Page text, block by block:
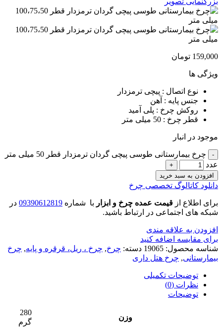
159,000 تومان
ویژگی ها
نوع اتصال : پیچی ترمزدار
جنس پایه : آهن
روکش چرخ : پلی آمید
قطر چرخ : 50 میلی متر
موجود در انبار
چرخ بیمارستانی طوسی پیچی گردان ترمزدار قطر 50 میلی متر
عدد
افزودن به سبد خرید
دانلود کاتالوگ تخصصی چرخ
برای اطلاع از قیمت عمده چرخ و ابزار با شماره 09390612819 در
شبکه های اجتماعی در ارتباط باشید.
افزودن به علاقه مندی
برای مقایسه اضافه کنید
شناسه محصول: 19065 دسته: چرخ, چرخ ، ریل، قرقره و پایه, چرخ
بیمارستانی, چرخ هتل داری
توضیحات تکمیلی
نظرات (0)
توضیحات
وزن
280
گرم